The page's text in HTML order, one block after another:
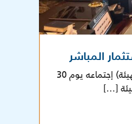
المباشر
عقد مجلس إدارة هيئة تشجيع الاستثمار المباشر (الهيئة) إجتماعه يوم 30